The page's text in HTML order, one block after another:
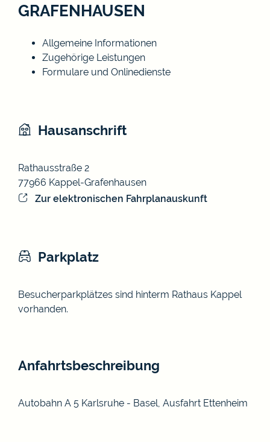
GRAFENHAUSEN
Allgemeine Informationen
Zugehörige Leistungen
Formulare und Onlinedienste
Hausanschrift
Rathausstraße 2
77966 Kappel-Grafenhausen
Zur elektronischen Fahrplanauskunft
Parkplatz
Besucherparkplätzes sind hinterm Rathaus Kappel
vorhanden.
Anfahrtsbeschreibung
Autobahn A 5 Karlsruhe - Basel, Ausfahrt Ettenheim